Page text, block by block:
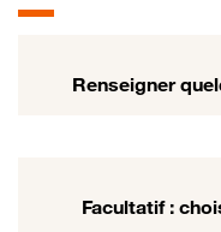
Renseigner
Facultatif :